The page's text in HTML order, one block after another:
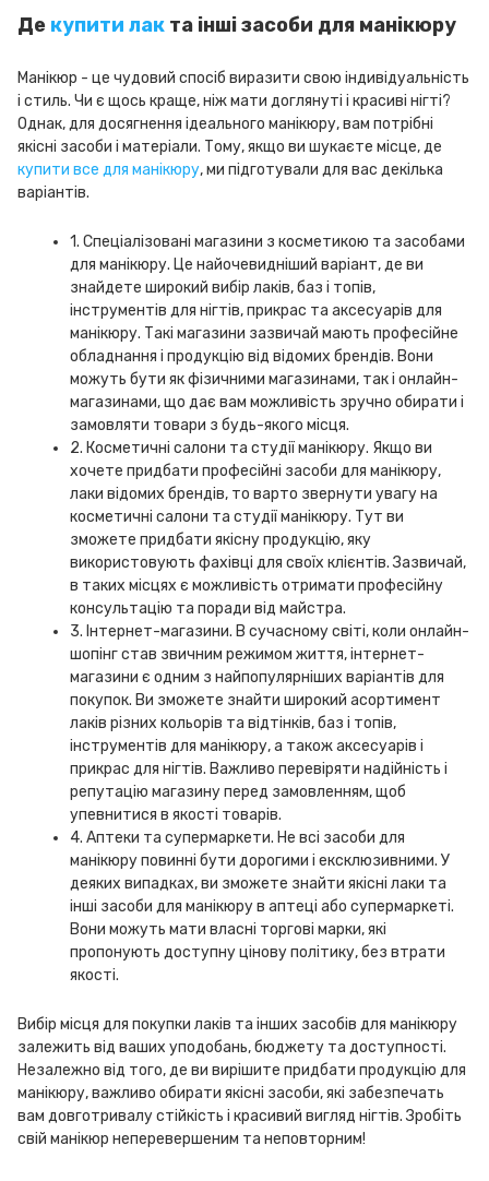
Де купити лак та інші засоби для манікюру
Манікюр - це чудовий спосіб виразити свою індивідуальність
і стиль. Чи є щось краще, ніж мати доглянуті і красиві нігті?
Однак, для досягнення ідеального манікюру, вам потрібні
якісні засоби і матеріали. Тому, якщо ви шукаєте місце, де
купити все для манікюру, ми підготували для вас декілька
варіантів.
1. Спеціалізовані магазини з косметикою та засобами
для манікюру. Це найочевидніший варіант, де ви
знайдете широкий вибір лаків, баз і топів,
інструментів для нігтів, прикрас та аксесуарів для
манікюру. Такі магазини зазвичай мають професійне
обладнання і продукцію від відомих брендів. Вони
можуть бути як фізичними магазинами, так і онлайн-
магазинами, що дає вам можливість зручно обирати і
замовляти товари з будь-якого місця.
2. Косметичні салони та студії манікюру. Якщо ви
хочете придбати професійні засоби для манікюру,
лаки відомих брендів, то варто звернути увагу на
косметичні салони та студії манікюру. Тут ви
зможете придбати якісну продукцію, яку
використовують фахівці для своїх клієнтів. Зазвичай,
в таких місцях є можливість отримати професійну
консультацію та поради від майстра.
3. Інтернет-магазини. В сучасному світі, коли онлайн-
шопінг став звичним режимом життя, інтернет-
магазини є одним з найпопулярніших варіантів для
покупок. Ви зможете знайти широкий асортимент
лаків різних кольорів та відтінків, баз і топів,
інструментів для манікюру, а також аксесуарів і
прикрас для нігтів. Важливо перевіряти надійність і
репутацію магазину перед замовленням, щоб
упевнитися в якості товарів.
4. Аптеки та супермаркети. Не всі засоби для
манікюру повинні бути дорогими і ексклюзивними. У
деяких випадках, ви зможете знайти якісні лаки та
інші засоби для манікюру в аптеці або супермаркеті.
Вони можуть мати власні торгові марки, які
пропонують доступну цінову політику, без втрати
якості.
Вибір місця для покупки лаків та інших засобів для манікюру
залежить від ваших уподобань, бюджету та доступності.
Незалежно від того, де ви вирішите придбати продукцію для
манікюру, важливо обирати якісні засоби, які забезпечать
вам довготривалу стійкість і красивий вигляд нігтів. Зробіть
свій манікюр неперевершеним та неповторним!